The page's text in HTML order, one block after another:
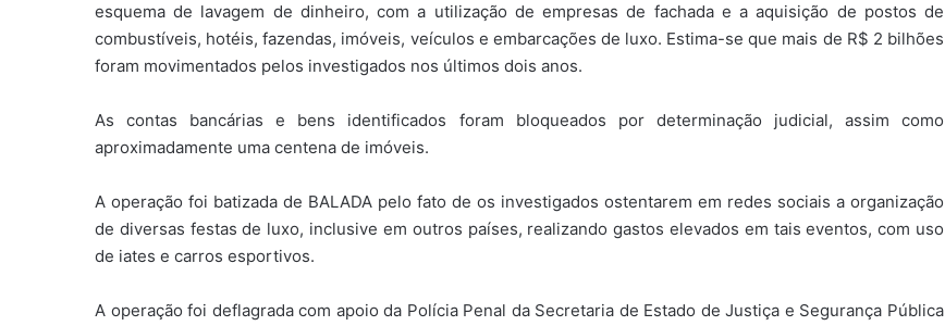
esquema de lavagem de dinheiro, com a utilização de empresas de fachada e a aquisição de postos de
combustíveis, hotéis, fazendas, imóveis, veículos e embarcações de luxo. Estima-se que mais de R$ 2 bilhões
foram movimentados pelos investigados nos últimos dois anos.
As contas bancárias e bens identificados foram bloqueados por determinação judicial, assim como
aproximadamente uma centena de imóveis.
A operação foi batizada de BALADA pelo fato de os investigados ostentarem em redes sociais a organização
de diversas festas de luxo, inclusive em outros países, realizando gastos elevados em tais eventos, com uso
de iates e carros esportivos.
A operação foi deflagrada com apoio da Polícia Penal da Secretaria de Estado de Justiça e Segurança Pública